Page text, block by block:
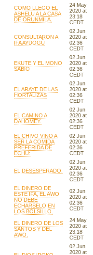
COMO LLEGO EL
ASHELU A LA CASA
DE ORUNMILA.
24 May
2020 at
23:18
CEDT
CONSULTARON A
IFA AYDOGÛ
02 Jun
2020 at
02:36
CEDT
EKUTE Y EL MONO
SABIO
02 Jun
2020 at
02:36
CEDT
EL ARAYE DE LAS
HORTALIZAS
02 Jun
2020 at
02:36
CEDT
EL CAMINO A
DAHOMEY.
02 Jun
2020 at
02:36
CEDT
EL CHIVO VINO A
SER LA COMIDA
PREFERIDA DE
ECHU:
02 Jun
2020 at
02:36
CEDT
EL DESESPERADO.
02 Jun
2020 at
02:36
CEDT
EL DINERO DE
ESTE IFA, EL AWO
NO DEBE
ECHARSELO EN
LOS BOLSILLO.
02 Jun
2020 at
02:36
CEDT
EL DINERO DE LOS
SANTOS Y DEL
AWO.
24 May
2020 at
23:18
CEDT
02 Jun
2020 at